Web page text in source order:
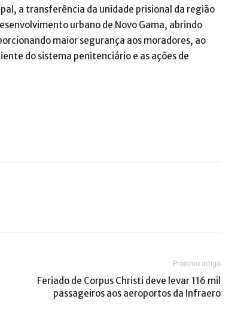
a transferência da unidade prisional da região
urbano de Novo Gama, abrindo
maior segurança aos moradores, ao
do sistema penitenciário e as ações de
Próximo artigo
Feriado de Corpus Christi deve levar 116 mil
passageiros aos aeroportos da Infraero